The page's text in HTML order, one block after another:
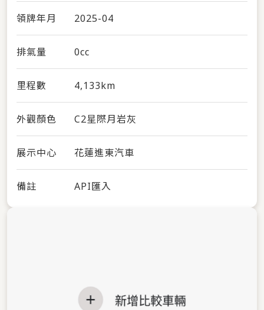
領牌年月 2025-04
排氣量 0cc
里程數 4,133km
外觀顏色 C2星際月岩灰
展示中心 花蓮進東汽車
備註 API匯入